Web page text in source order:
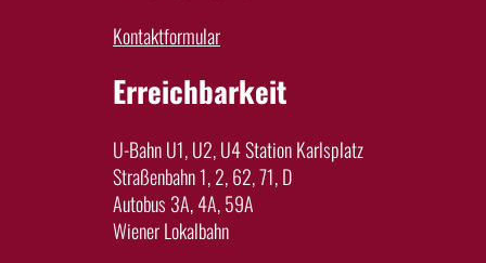
Kontaktformular
Erreichbarkeit
U-Bahn U1, U2, U4 Station Karlsplatz
Straßenbahn 1, 2, 62, 71, D
Autobus 3A, 4A, 59A
Wiener Lokalbahn